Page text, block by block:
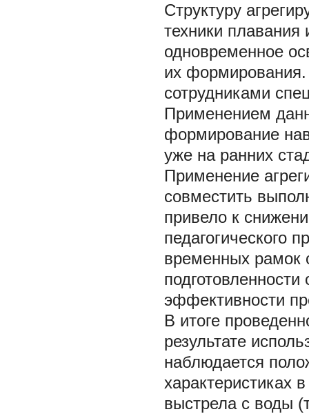
Структуру
техники
одновременное
их
сотрудниками
Применением
формирование
уже на ранних
Применение
совместить
привело к
педагогического
временных рамок
эффективности
В итоге
результате
наблюдается
характеристиках
выстрела с воды